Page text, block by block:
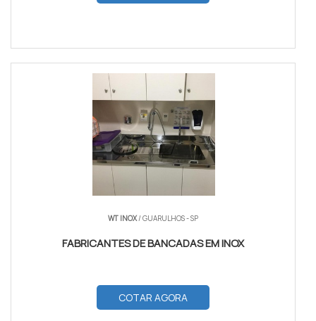
WT INOX / GUARULHOS - SP
FABRICANTES DE BANCADAS EM INOX
COTAR AGORA